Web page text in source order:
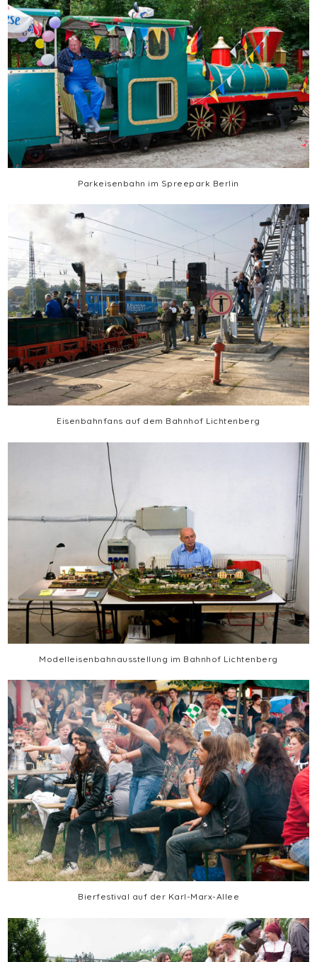
Parkeisenbahn im Spreepark Berlin
Eisenbahnfans auf dem Bahnhof Lichtenberg
Modelleisenbahnausstellung im Bahnhof Lichtenberg
Bierfestival auf der Karl-Marx-Allee